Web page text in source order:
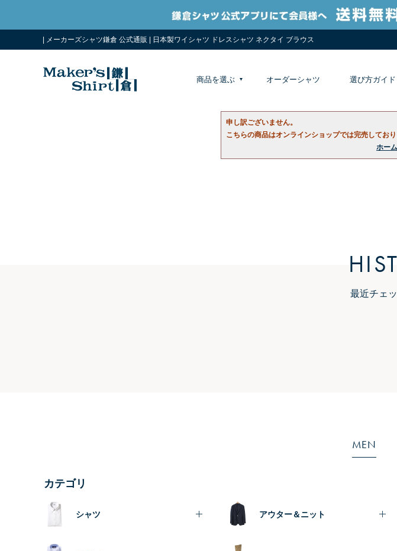
| メーカーズシャツ鎌倉 公式通販 | 日本製ワイシャツ ドレスシャツ ネクタイ ブラウス
商品を選ぶ オーダーシャツ 選び方ガイド
申し訳ございません。
こちらの商品はオンラインショップでは完売しており
ホー
最近チェ
MEN
カテゴリ
シャツ アウター＆ニット